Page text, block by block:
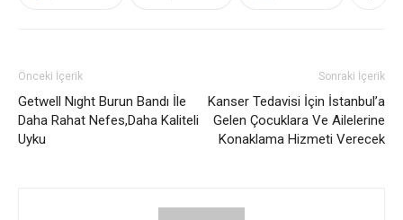
Önceki İçerik
Getwell Nıght Burun Bandı İle
Daha Rahat Nefes,Daha Kaliteli
Uyku
Sonraki İçerik
Kanser Tedavisi İçin İstanbul’a
Gelen Çocuklara Ve Ailelerine
Konaklama Hizmeti Verecek